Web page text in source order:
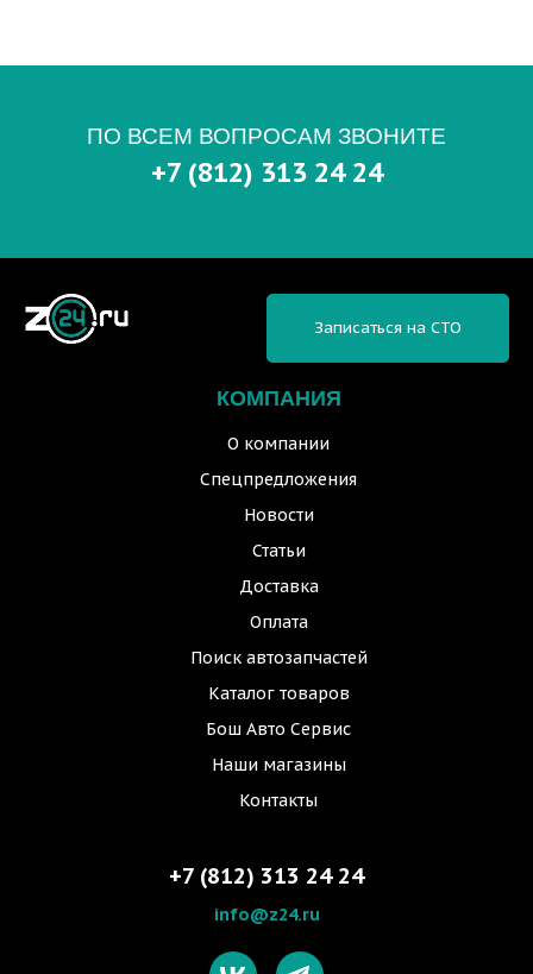
ПО ВСЕМ ВОПРОСАМ ЗВОНИТЕ
+7 (812) 313 24 24
КОМПАНИЯ
О компании
Спецпредложения
Новости
Статьи
Доставка
Оплата
Поиск автозапчастей
Каталог товаров
Бош Авто Сервис
Наши магазины
Контакты
Записаться на СТО
+7 (812) 313 24 24
info@z24.ru